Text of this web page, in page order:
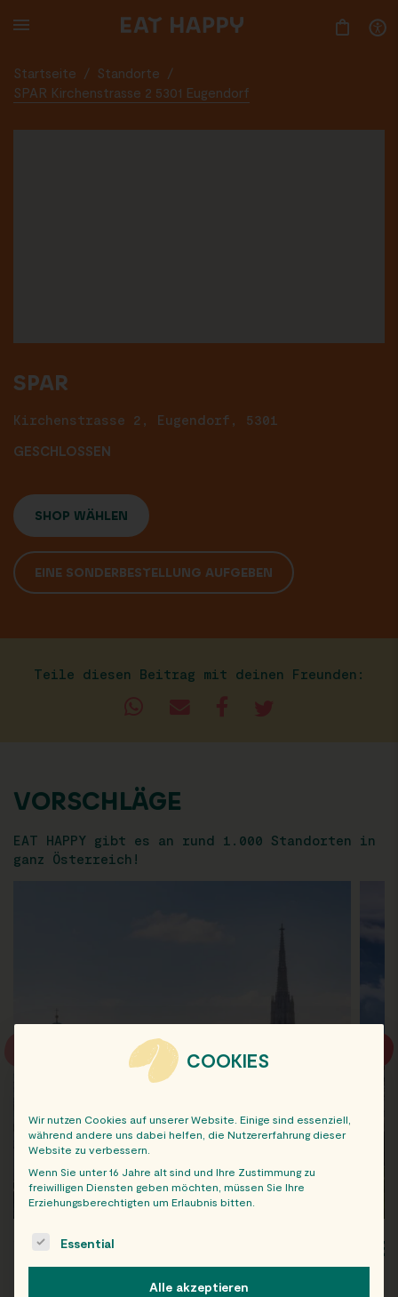
TO
Startseite / Standorte
/
SPAR Kirchenstrasse 2 5301 Eugendorf
SPAR
Kirchenstrasse 2, Eugendorf, 5301
GESCHLOSSEN
SHOP WÄHLEN
EINE SONDERBESTELLUNG AUFGEBEN
Teile diesen Beitrag mit deinen Freunden:
VORSCHLÄGE
EAT HAPPY gibt es an rund 1.000 Standorten in
ganz Österreich!
WIEN
COOKIES
Wir nutzen Cookies auf unserer Website. Einige sind essenziell,
während andere uns dabei helfen, die Nutzererfahrung dieser
Website zu verbessern.
Wenn Sie unter 16 Jahre alt sind und Ihre Zustimmung zu
freiwilligen Diensten geben möchten, müssen Sie Ihre
Erziehungsberechtigten um Erlaubnis bitten.
The following is a list of service groups for which consent
Essential
Alle akzeptieren